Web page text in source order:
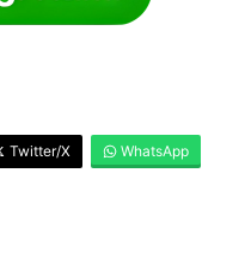
Twitter/X WhatsApp